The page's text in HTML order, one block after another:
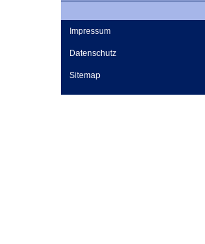
Impressum
Datenschutz
Sitemap